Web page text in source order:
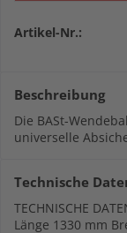
Artikel-Nr.:
Beschreibung
Die BASt-
universelle
Technische
TECHNISCHE
Länge 1330 mm